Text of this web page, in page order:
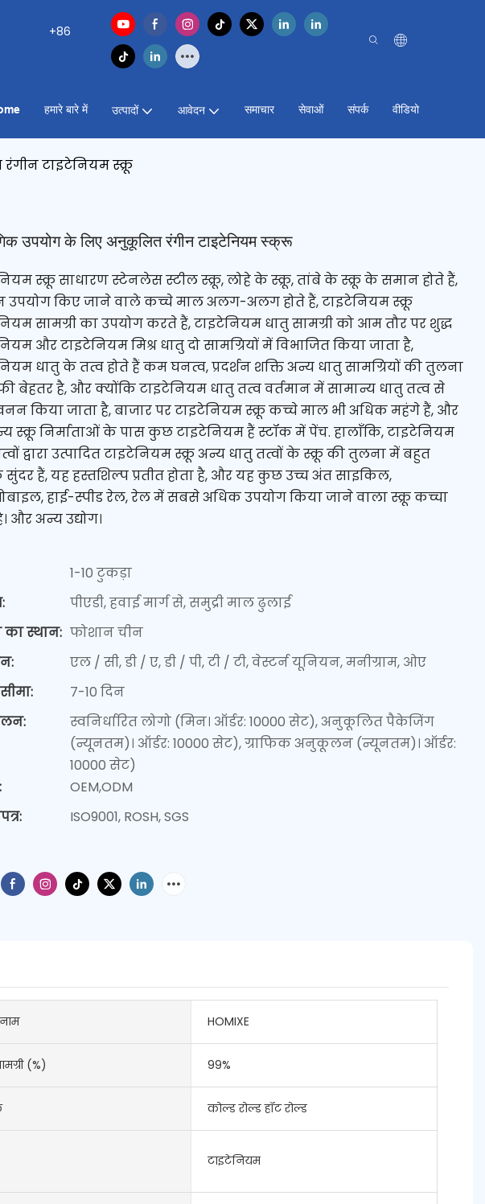
+86
हमारे बारे में उत्पादों आवेदन समाचार सेवाओं संपर्क वीडियो
टाइटेनियम स्क्रू
उपयोग के लिए अनुकूलित रंगीन टाइटेनियम स्क्रू
स्क्रू साधारण स्टेनलेस स्टील स्क्रू, लोहे के स्क्रू, तांबे के स्क्रू के समान होते हैं,
किए जाने वाले कच्चे माल अलग-अलग होते हैं, टाइटेनियम स्क्रू
सामग्री का उपयोग करते हैं, टाइटेनियम धातु सामग्री को आम तौर पर शुद्ध
और टाइटेनियम मिश्र धातु दो सामग्रियों में विभाजित किया जाता है,
धातु के तत्व होते हैं कम घनत्व, प्रदर्शन शक्ति अन्य धातु सामग्रियों की तुलना
बेहतर है, और क्योंकि टाइटेनियम धातु तत्व वर्तमान में सामान्य धातु तत्व से
किया जाता है, बाजार पर टाइटेनियम स्क्रू कच्चे माल भी अधिक महंगे हैं, और
स्क्रू निर्माताओं के पास कुछ टाइटेनियम हैं स्टॉक में पेंच. हालाँकि, टाइटेनियम
द्वारा उत्पादित टाइटेनियम स्क्रू अन्य धातु तत्वों के स्क्रू की तुलना में बहुत
हैं, यह हस्तशिल्प प्रतीत होता है, और यह कुछ उच्च अंत साइकिल,
हाई-स्पीड रेल, रेल में सबसे अधिक उपयोग किया जाने वाला स्क्रू कच्चा
और अन्य उद्योग।
1-10 टुकड़ा
पीएडी, हवाई मार्ग से, समुद्री माल ढुलाई
का स्थान: फोशान चीन
एल / सी, डी / ए, डी / पी, टी / टी, वेस्टर्न यूनियन, मनीग्राम, ओए
7-10 दिन
स्वनिर्धारित लोगो (मिन। ऑर्डर: 10000 सेट), अनुकूलित पैकेजिंग
(न्यूनतम)। ऑर्डर: 10000 सेट), ग्राफिक अनुकूलन (न्यूनतम)। ऑर्डर:
10000 सेट)
OEM,ODM
ISO9001, ROSH, SGS
HOMIXE
(%) 99%
कोल्ड रोल्ड हॉट रोल्ड
टाइटेनियम